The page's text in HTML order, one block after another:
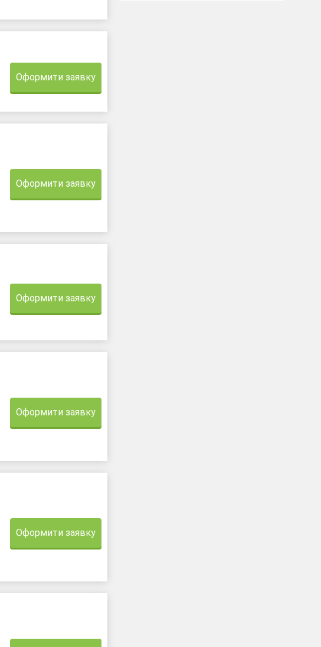
Оформити заявку
Оформити заявку
Оформити заявку
Оформити заявку
Оформити заявку